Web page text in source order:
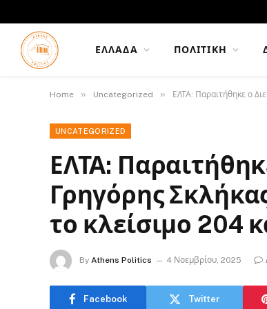
ΕΛΛΆΔΑ ΠΟΛΙΤΙΚΉ
Home » Uncategorized » ΕΛΤΑ: Παραιτήθηκε ο
UNCATEGORIZED
ΕΛΤΑ:
Γρηγόρης
το κλείσιμο 204
By Athens Politics 4 Νοεμβρίου, 2025
Facebook Twitter